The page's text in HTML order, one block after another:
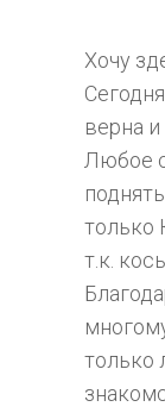
Хочу
верна
Любое
только
т.к.
только